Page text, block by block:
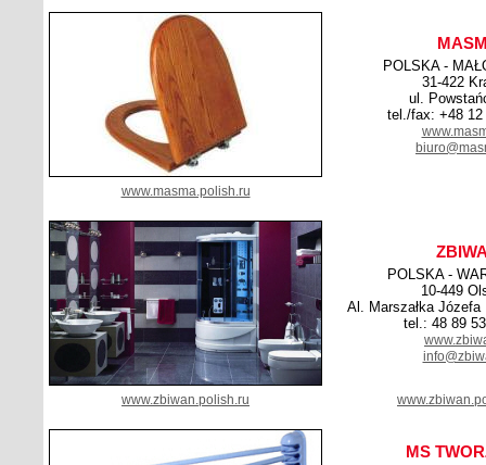
POLSKA -
31-422
ul.
tel./fax: +48 12
www.masma.polish.ru
POLSKA -
10-449
Al. Marszałka Józefa
tel.: 48 89
www.zbiwan.polish.ru
MS